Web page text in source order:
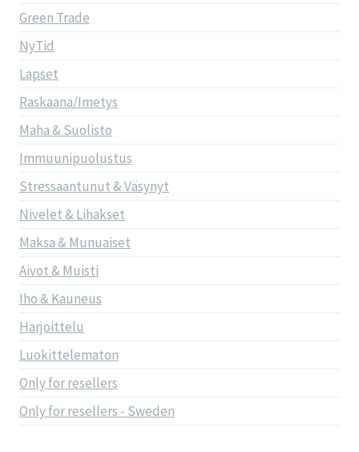
Green Trade
NyTid
Lapset
Raskaana/Imetys
Maha & Suolisto
Immuunipuolustus
Stressaantunut & Väsynyt
Nivelet & Lihakset
Maksa & Munuaiset
Aivot & Muisti
Iho & Kauneus
Harjoittelu
Luokittelematon
Only for resellers
Only for resellers - Sweden